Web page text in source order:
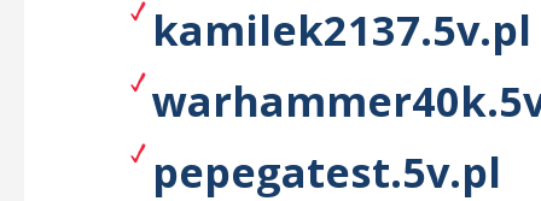
kamilek2137.5v.pl
pepegatest.5v.pl